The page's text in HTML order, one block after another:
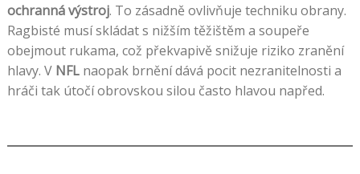
ochranná výstroj. To zásadně ovlivňuje techniku obrany.
Ragbisté musí skládat s nižším těžištěm a soupeře
obejmout rukama, což překvapivě snižuje riziko zranění
hlavy. V NFLnaopak brnění dává pocit nezranitelnosti a
hráči tak útočí obrovskou silou často hlavou napřed.